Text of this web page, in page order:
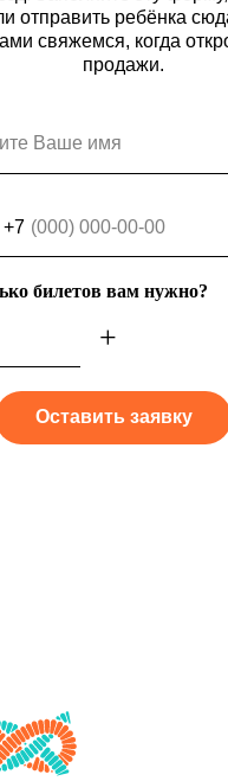
+7
билетов вам нужно?
+
Оставить заявку
отправить ребёнка
свяжемся, когда
продажи.